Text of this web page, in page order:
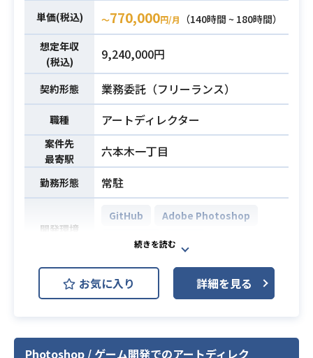
業務内容
【仕事内容】
下記の業務を担っていただく想定で
・アート制作全体のスケジュール管
理、タスク管理、および進捗確認
・社内および社外クリエイターとの
窓口・調整対応
・アート制作フローの改善および効
率化の推進
・会議資料、進捗管理資料の作成
・プロジェクトにおける課題抽出お
よびリスク管理
・ディレクター、PM、アートディレ
クターとの密な連携・調整
※詳細は面談時にお伝えします。
必須スキル
・ゲームグラフィックにおけるディ
レクション経験
よびクオリティ管理の経験
単価(税込) 〜770,000円/月
（140時間 ~ 180時間）
想定年収
(税込)
9,240,000円
契約形態 業務委託（フリーランス）
職種 アートディレクター
案件先
最寄駅
六本木一丁目
勤務形態 常駐
開発環境
GitHub
Adobe Photoshop
Redmine
Unity
業務内容
ゲーム開発において、生成AIを用い
た業務効率化や、
お気に入り 詳細を見る
Photoshop / ゲーム開発でのアートディレク